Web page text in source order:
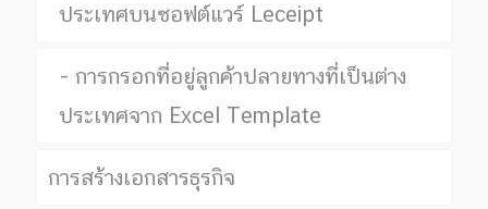
ประเทศบนซอฟต์แวร์ Leceipt
การกรอกที่อยู่ลูกค้าปลายทางที่เป็นต่าง
ประเทศจาก Excel Template
การสร้างเอกสารธุรกิจ